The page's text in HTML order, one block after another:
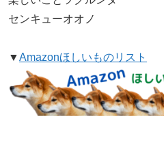
センキューオオノ
▼Amazonほしいものリスト